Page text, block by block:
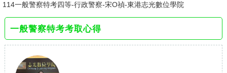
114一般警察特考四等-行政警察-宋O禎-東港志光數位學院
一般警察特考考取心得